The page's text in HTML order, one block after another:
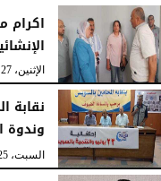
الأربعاء، 29 يوليو 2026 02:03 مـ
اكرام
الإثنين، 27 يوليو 2026
نقابة
وندوة العيد 74
السبت، 25 يوليو 2026